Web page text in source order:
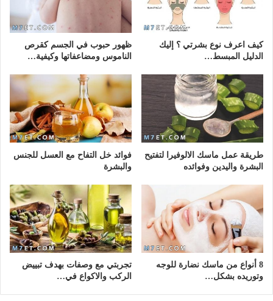
كيف اعرف نوع بشرتي ؟ إليك
الدليل المبسط…
ظهور حبوب في الجسم كقرص
الناموس ومضاعفاتها وكيفية…
طريقة عمل ماسك الالوفيرا لتفتيح
البشرة واليدين وفوائده
فوائد خل التفاح مع العسل للجنس
والبشرة
8 أنواع من ماسك نضارة للوجه
وتوريده بشكل…
تجربتي مع وصفات بهدف تبييض
الركب والاكواع في…